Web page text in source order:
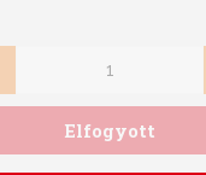
Elfogyott